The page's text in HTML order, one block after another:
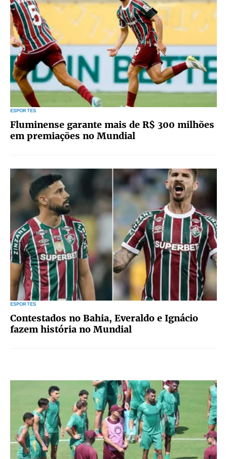
ESPORTES
Fluminense garante mais de R$ 300 milhões
em premiações no Mundial
ESPORTES
Contestados no Bahia, Everaldo e Ignácio
fazem história no Mundial